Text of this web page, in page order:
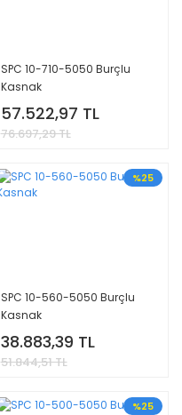
SPC 10-710-5050 Burçlu
Kasnak
57.522,97 TL
76.697,29 TL
%25
SPC 10-560-5050 Burçlu
Kasnak
38.883,39 TL
51.844,51 TL
%25